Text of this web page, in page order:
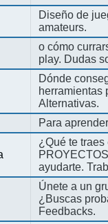
Diseño de
amateurs.
o cómo
play. Dudas
Dónde
herramientas
Alternativas.
Para
¿Qué te
ayudarte.
Únete a un
¿Buscas
Feedbacks.